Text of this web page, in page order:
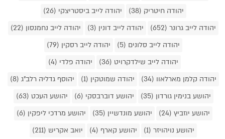
יהודה חיטריק (38)
יהודה לייב ביסטריצקי (26)
יהודה לייב גרונר (652)
יהודה לייב דונין (3)
יהודה לייב נחמנסון (22)
יהודה לייב סלונים (5)
יהודה לייב רסקין (79)
יהודה לייב שילדקרויט (36)
יהודה פלדי (4)
יהודה קלמן מארלאוו (34)
יהודה שמוטקין (1)
יהוסף גדליה רלב"ג (8)
יהושע בנימין גורדון (35)
יהושע דוברבסקי (6)
יהושע העכט (63)
יהושע יוזביץ (24)
יהושע מונדשיין (35)
יהושע מרדכי ליפקין (6)
יהושע נויהויזר (1)
יהושע קארף (4)
יואב אקריש (211)